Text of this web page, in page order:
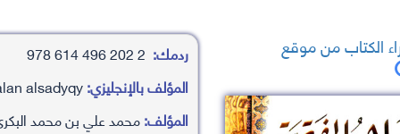
الكتاب من موقع ردمك:
المؤلف بالإنجليزي:mhamd ’aly bn mhamd albkry/abn ’alan alsadyqy
المؤلف:محمد علي بن محمد